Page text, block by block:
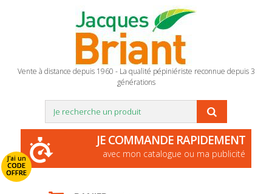
Vente à distance depuis 1960 - La qualité pépiniériste reconnue depuis 3
générations
J'ai un
CODE
OFFRE
JE COMMANDE RAPIDEMENT
avec mon catalogue ou ma publicité